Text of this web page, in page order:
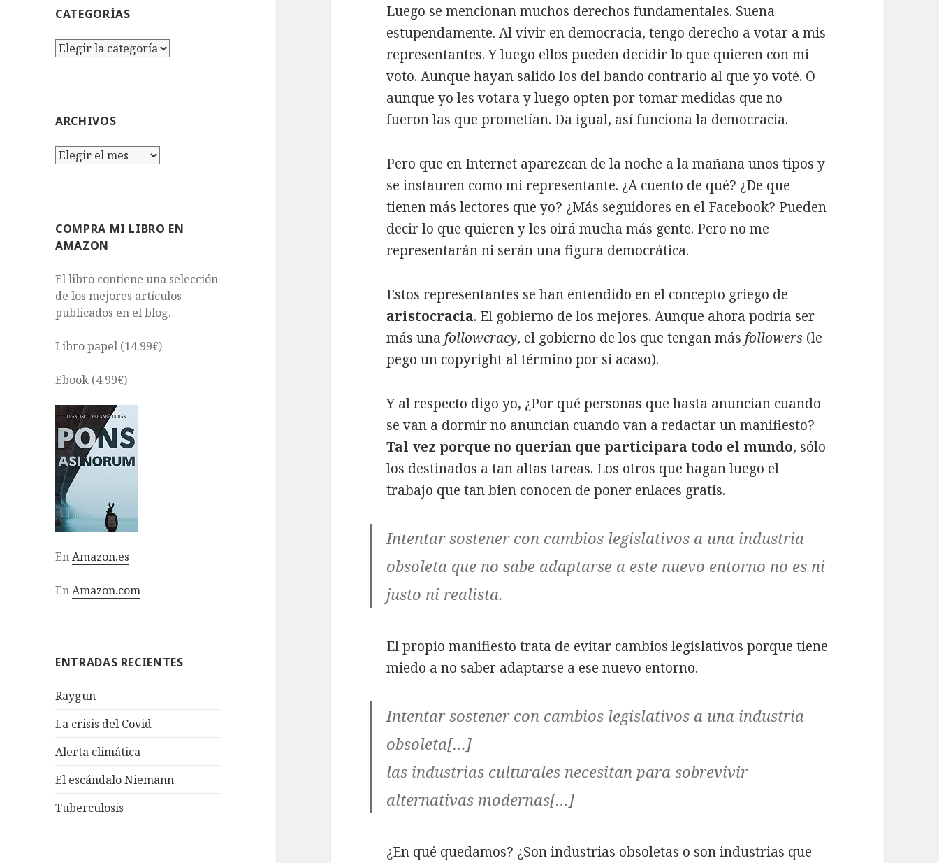
CATEGORÍAS
Categorías
ARCHIVOS
Archivos
COMPRA MI LIBRO EN
AMAZON
El libro contiene una selección
de los mejores artículos
publicados en el blog.
Libro papel (14.99€)
Ebook (4.99€)
EnAmazon.es
EnAmazon.com
ENTRADAS RECIENTES
Raygun
La crisis del Covid
Alerta climática
El escándalo Niemann
Tuberculosis
Luego se mencionan muchos derechos fundamentales. Suena
estupendamente. Al vivir en democracia, tengo derecho a votar a mis
representantes. Y luego ellos pueden decidir lo que quieren con mi
voto. Aunque hayan salido los del bando contrario al que yo voté. O
aunque yo les votara y luego opten por tomar medidas que no
fueron las que prometían. Da igual, así funciona la democracia.
Pero que en Internet aparezcan de la noche a la mañana unos tipos y
se instauren como mi representante. ¿A cuento de qué? ¿De que
tienen más lectores que yo? ¿Más seguidores en el Facebook? Pueden
decir lo que quieren y les oirá mucha más gente. Pero no me
representarán ni serán una figura democrática.
Estos representantes se han entendido en el concepto griego de
aristocracia. El gobierno de los mejores. Aunque ahora podría ser
más una followcracy, el gobierno de los que tengan más followers (le
pego un copyright al término por si acaso).
Y al respecto digo yo, ¿Por qué personas que hasta anuncian cuando
se van a dormir no anuncian cuando van a redactar un manifiesto?
Tal vez porque no querían que participara todo el mundo, sólo
los destinados a tan altas tareas. Los otros que hagan luego el
trabajo que tan bien conocen de poner enlaces gratis.
Intentar sostener con cambios legislativos a una industria
obsoleta que no sabe adaptarse a este nuevo entorno no es ni
justo ni realista.
El propio manifiesto trata de evitar cambios legislativos porque tiene
miedo a no saber adaptarse a ese nuevo entorno.
Intentar sostener con cambios legislativos a una industria
obsoleta[…]
las industrias culturales necesitan para sobrevivir
alternativas modernas[…]
¿En qué quedamos? ¿Son industrias obsoletas o son industrias que